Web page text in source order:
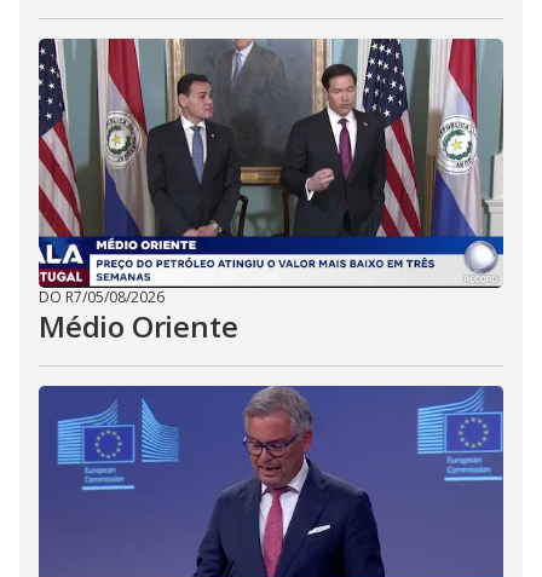
DO R7/05/08/2026
Médio Oriente